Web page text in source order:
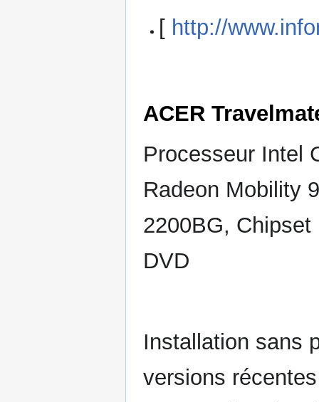
[ http://
ACER
Processeur Intel
Radeon Mobility
2200BG,
DVD
Installation sans
versions